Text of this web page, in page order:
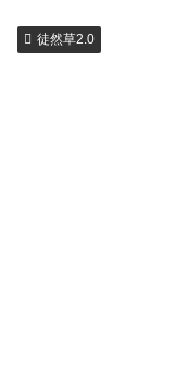
徒然草2.0